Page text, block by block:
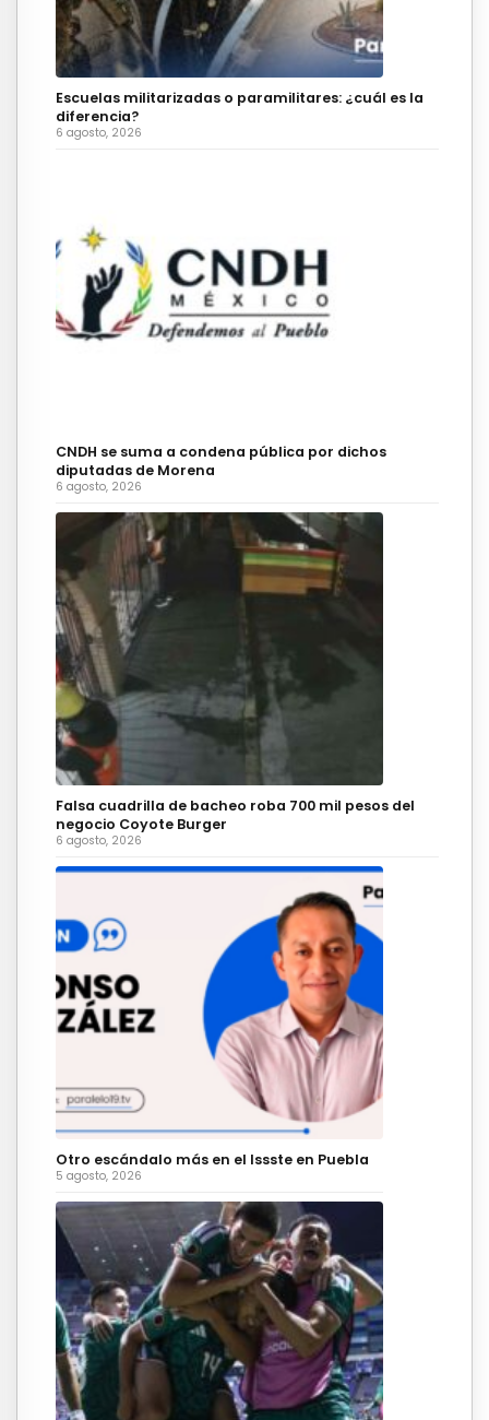
Escuelas militarizadas o paramilitares: ¿cuál es la
diferencia?
6 agosto, 2026
CNDH se suma a condena pública por dichos
diputadas de Morena
6 agosto, 2026
Falsa cuadrilla de bacheo roba 700 mil pesos del
negocio Coyote Burger
6 agosto, 2026
Otro escándalo más en el Issste en Puebla
5 agosto, 2026